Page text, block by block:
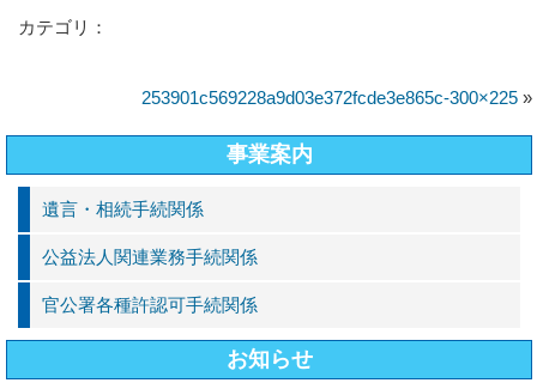
カテゴリ：
253901c569228a9d03e372fcde3e865c-300×225 »
事業案内
遺言・相続手続関係
公益法人関連業務手続関係
官公署各種許認可手続関係
お知らせ